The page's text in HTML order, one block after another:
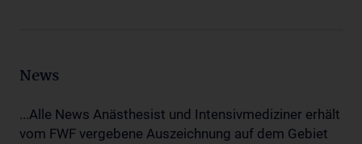
News
...Alle News Anästhesist und Intensivmediziner erhält
vom FWF vergebene Auszeichnung auf dem Gebiet